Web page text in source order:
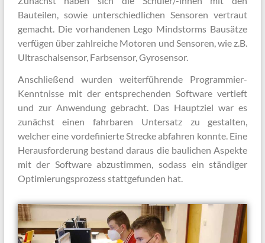
Bauteilen, sowie unterschiedlichen Sensoren vertraut
gemacht. Die vorhandenen Lego Mindstorms Bausätze
verfügen über zahlreiche Motoren und Sensoren, wie z.B.
Ultraschalsensor, Farbsensor, Gyrosensor.
Anschließend wurden weiterführende Programmier-
Kenntnisse mit der entsprechenden Software vertieft
und zur Anwendung gebracht. Das Hauptziel war es
zunächst einen fahrbaren Untersatz zu gestalten,
welcher eine vordefinierte Strecke abfahren konnte. Eine
Herausforderung bestand daraus die baulichen Aspekte
mit der Software abzustimmen, sodass ein ständiger
Optimierungsprozess stattgefunden hat.